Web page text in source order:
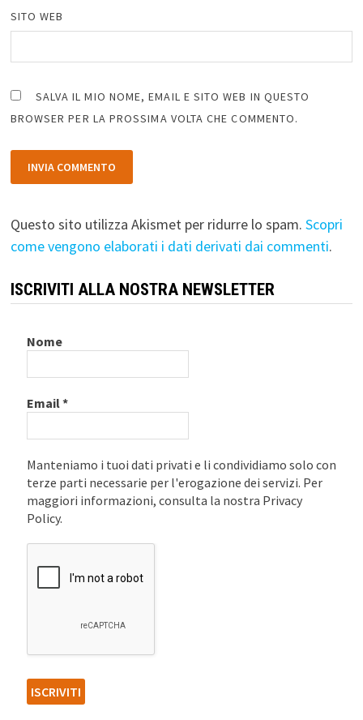
SITO WEB
SALVA IL MIO NOME, EMAIL E SITO WEB IN QUESTO
BROWSER PER LA PROSSIMA VOLTA CHE COMMENTO.
Questo sito utilizza Akismet per ridurre lo spam. Scopri
come vengono elaborati i dati derivati dai commenti.
ISCRIVITI ALLA NOSTRA NEWSLETTER
Nome
Email*
Manteniamo i tuoi dati privati e li condividiamo solo con
terze parti necessarie per l'erogazione dei servizi. Per
maggiori informazioni, consulta la nostra Privacy
Policy.